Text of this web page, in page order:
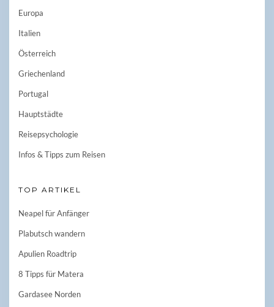
Europa
Italien
Österreich
Griechenland
Portugal
Hauptstädte
Reisepsychologie
Infos & Tipps zum Reisen
TOP ARTIKEL
Neapel für Anfänger
Plabutsch wandern
Apulien Roadtrip
8 Tipps für Matera
Gardasee Norden